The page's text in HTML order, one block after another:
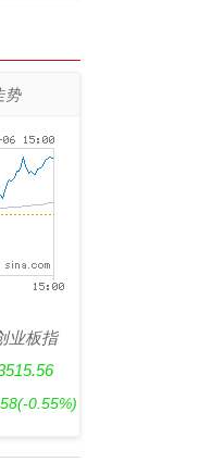
势
业板指
(-0.55%)